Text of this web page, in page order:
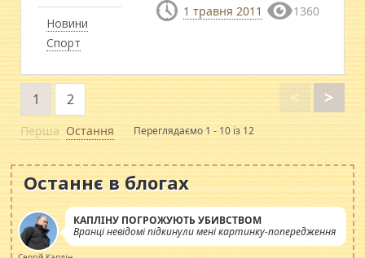
Новини
Спорт
1 травня 2011 1360
Перша
<
1 2 >
Остання Переглядаємо 1 - 10 із 12
Останнє в блогах
КАПЛІНУ ПОГРОЖУЮТЬ УБИВСТВОМ
Вранці невідомі підкинули мені картинку-попередження